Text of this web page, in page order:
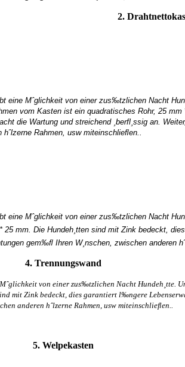
2.
eine Mˆglichkeit von einer zus‰tzlichen Nacht
vom Kasten ist ein quadratisches Rohr, 25 mm
die Wartung und streichend ¸berfl¸ssig an.
Rahmen, usw miteinschlieﬂen..
eine Mˆglichkeit von einer zus‰tzlichen Nacht
mm. Die Hundeh¸tten sind mit Zink bedeckt,
gem‰ﬂ Ihren W¸nschen, zwischen anderen
4. Trennungswand
Mˆglichkeit von einer zus‰tzlichen Nacht
mit Zink bedeckt, dies garantiert l‰ngere
anderen hˆlzerne Rahmen, usw miteinschlieﬂen..
5. Welpekasten